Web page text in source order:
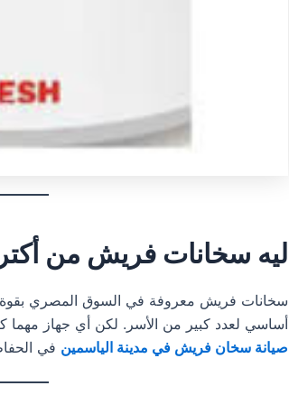
ليه سخانات فريش من أكتر
سخانات فريش معروفة في السوق المصري بقوة
أساسي لعدد كبير من الأسر. لكن أي جهاز مهما
صيانة سخان فريش في مدينة الياسمين في